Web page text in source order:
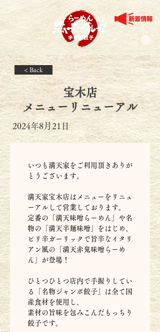
< Back
宝木店
メニューリニューアル
2024年8月21日
いつも満天家をご利用頂きありが
とうございます。
満天家宝木店はメニューをリニュ
ーアルして営業しております。
定番の「満天味噌らーめん」や名
物の「満天辛麺味噌」をはじめ、
ピリ辛ガーリックで旨辛なイタリ
アン風の「満天赤鬼味噌らーめ
ん」が登場！
ひとつひとつ店内で手握りしてい
る「名物ジャンボ餃子」は全て国
産食材を使用し、
素材の旨味を包みこんだもっちり
餃子です。